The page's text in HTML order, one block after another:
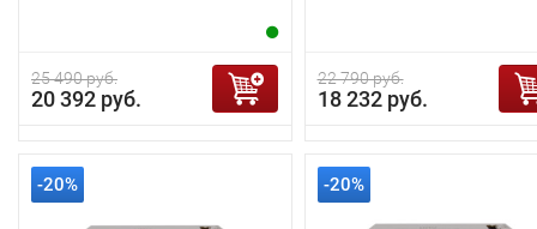
25 490 руб.
20 392 руб.
22 790 руб.
18 232 руб.
-20% -20%